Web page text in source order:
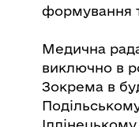
формування
Медична
виключно в
Зокрема в